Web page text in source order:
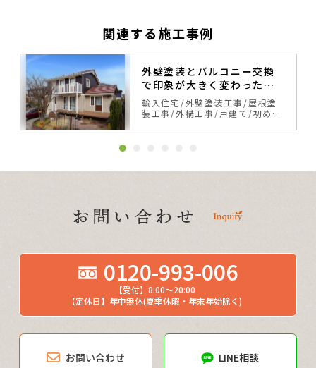
関連する施工事例
外壁塗装とバルコニー交換
で印象が大きく変わったス
ウェーデンハウス
輸入住宅 外壁塗装工事
屋根塗
装工事 外構工事 戸建て 初めて
ジュ・ブラウン系 カラーシミュ
0120-993-006
【受付】8:00～20:00
【定休日】年中無休(夏季休暇・年末年始除く)
お問い合わせ LINE相談